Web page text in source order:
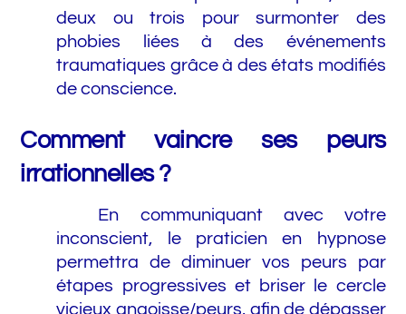
deux ou trois pour surmonter des
phobies liées à des événements
traumatiques grâce à des états modifiés
de conscience.
Comment vaincre ses peurs
irrationnelles ?
En communiquant avec votre
inconscient, le praticien en hypnose
permettra de diminuer vos peurs par
étapes progressives et briser le cercle
vicieux angoisse/peurs, afin de dépasser